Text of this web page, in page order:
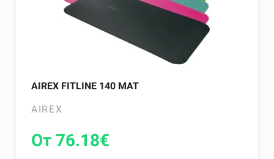
AIREX FITLINE 140 MAT
AIREX
От 76.18€